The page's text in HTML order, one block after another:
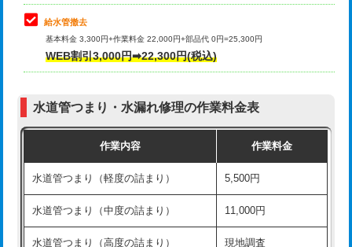
マス交換（深さ50㎝以上）
コンクリート斫り（厚さ10㎝まで）
モルタル補修（厚さ10㎝超え） 38,500円
洗面台設置 38,500円
化粧台設置 22,000円
その他部品の脱着
交換・取付（タンク）
式）)
式・ワンホール）)
交換・取付(排水栓・排水トラップ
22,000円+材料費
給水管撤去
基本料金 3,300円+作業料金 22,000円+部品代 0円=25,300円
WEB割引3,000円➡22,300円(税込)
水道管つまり・水漏れ修理の作業料金表
作業内容 作業料金
水道管つまり（軽度の詰まり） 5,500円
水道管つまり（中度の詰まり） 11,000円
水道管つまり（高度の詰まり） 現地調査